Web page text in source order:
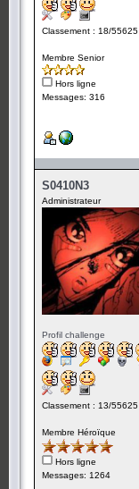
Classement : 18/55625
Membre Senior
Hors ligne
Messages: 316
S0410N3
Administrateur
Profil challenge
Classement : 13/55625
Membre Héroïque
Hors ligne
Messages: 1264